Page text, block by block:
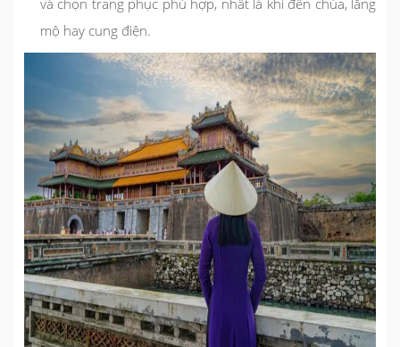
và chọn trang phục phù hợp, nhất là khi đến chùa, lăng
mộ hay cung điện.